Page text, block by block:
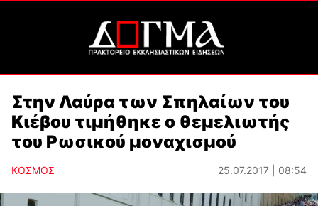
Στην Λαύρα των Σπηλαίων του
Κιέβου τιμήθηκε ο θεμελιωτής
του Ρωσικού μοναχισμού
ΚΟΣΜΟΣ 25.07.2017 | 08:54